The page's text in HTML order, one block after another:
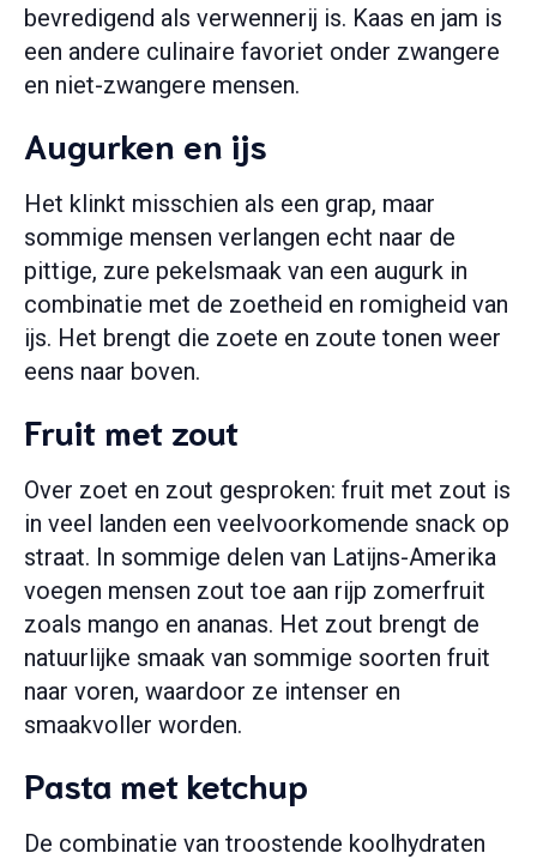
bevredigend als verwennerij is. Kaas en jam is
een andere culinaire favoriet onder zwangere
en niet-zwangere mensen.
Augurken en ijs
Het klinkt misschien als een grap, maar
sommige mensen verlangen echt naar de
pittige, zure pekelsmaak van een augurk in
combinatie met de zoetheid en romigheid van
ijs. Het brengt die zoete en zoute tonen weer
eens naar boven.
Fruit met zout
Over zoet en zout gesproken: fruit met zout is
in veel landen een veelvoorkomende snack op
straat. In sommige delen van Latijns-Amerika
voegen mensen zout toe aan rijp zomerfruit
zoals mango en ananas. Het zout brengt de
natuurlijke smaak van sommige soorten fruit
naar voren, waardoor ze intenser en
smaakvoller worden.
Pasta met ketchup
De combinatie van troostende koolhydraten